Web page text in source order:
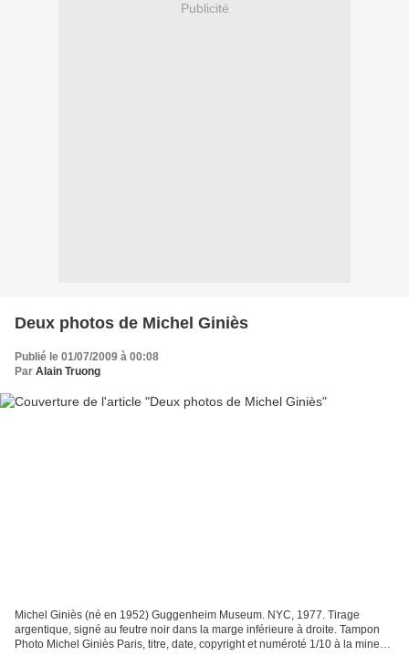
Publicité
Deux photos de Michel Giniès
Publié le 01/07/2009 à 00:08
Par Alain Truong
Michel Giniès (né en 1952) Guggenheim Museum. NYC, 1977. Tirage
argentique, signé au feutre noir dans la marge inférieure à droite. Tampon
Photo Michel Giniès Paris, titre, date, copyright et numéroté 1/10 à la mine